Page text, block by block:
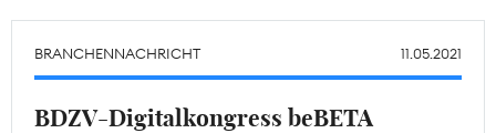
Mitgliederbereich
BRANCHENNACHRICHT 11.05.2021
BDZV-Digitalkongress beBETA